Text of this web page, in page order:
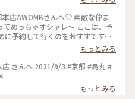
店AWOMBさんへ♡ 素敵な佇ま
めっちゃオシャレ〜 ここは、予
に予約して行くのをおすすです♡
#AWOMB #烏丸本店 #手織り寿
もっとみる
店 さんへ 2021/9/3 #京都 #烏丸 #
もっとみる